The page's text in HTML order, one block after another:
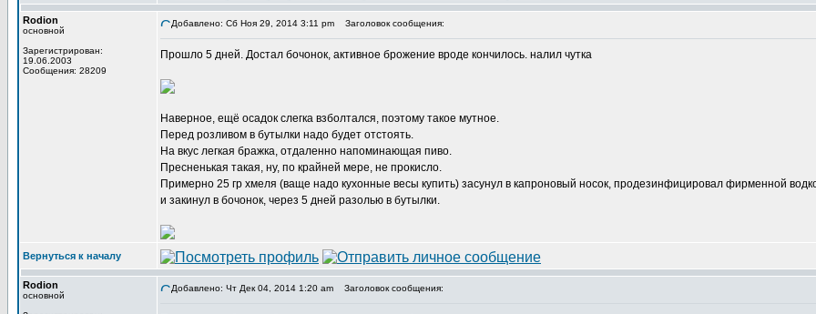
Rodion
основной
Зарегистрирован:
19.06.2003
Сообщения: 28209
Добавлено: Сб Ноя 29, 2014 3:11 pm Заголовок сообщения:
Прошло 5 дней. Достал бочонок, активное брожение вроде кончилось. налил чутка
Наверное, ещё осадок слегка взболтался, поэтому такое мутное.
Перед розливом в бутылки надо будет отстоять.
На вкус легкая бражка, отдаленно напоминающая пиво.
Пресненькая такая, ну, по крайней мере, не прокисло.
Примерно 25 гр хмеля (ваще надо кухонные весы купить) засунул в капроновый носок, продезинфицировал фирменной
и закинул в бочонок, через 5 дней разолью в бутылки.
Вернуться к началу
Rodion
основной
Добавлено: Чт Дек 04, 2014 1:20 am Заголовок сообщения: